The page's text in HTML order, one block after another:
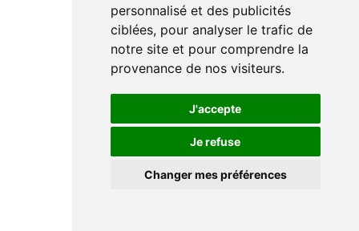
personnalisé et des publicités
ciblées, pour analyser le trafic de
notre site et pour comprendre la
provenance de nos visiteurs.
J'accepte
Je refuse
Changer mes préférences